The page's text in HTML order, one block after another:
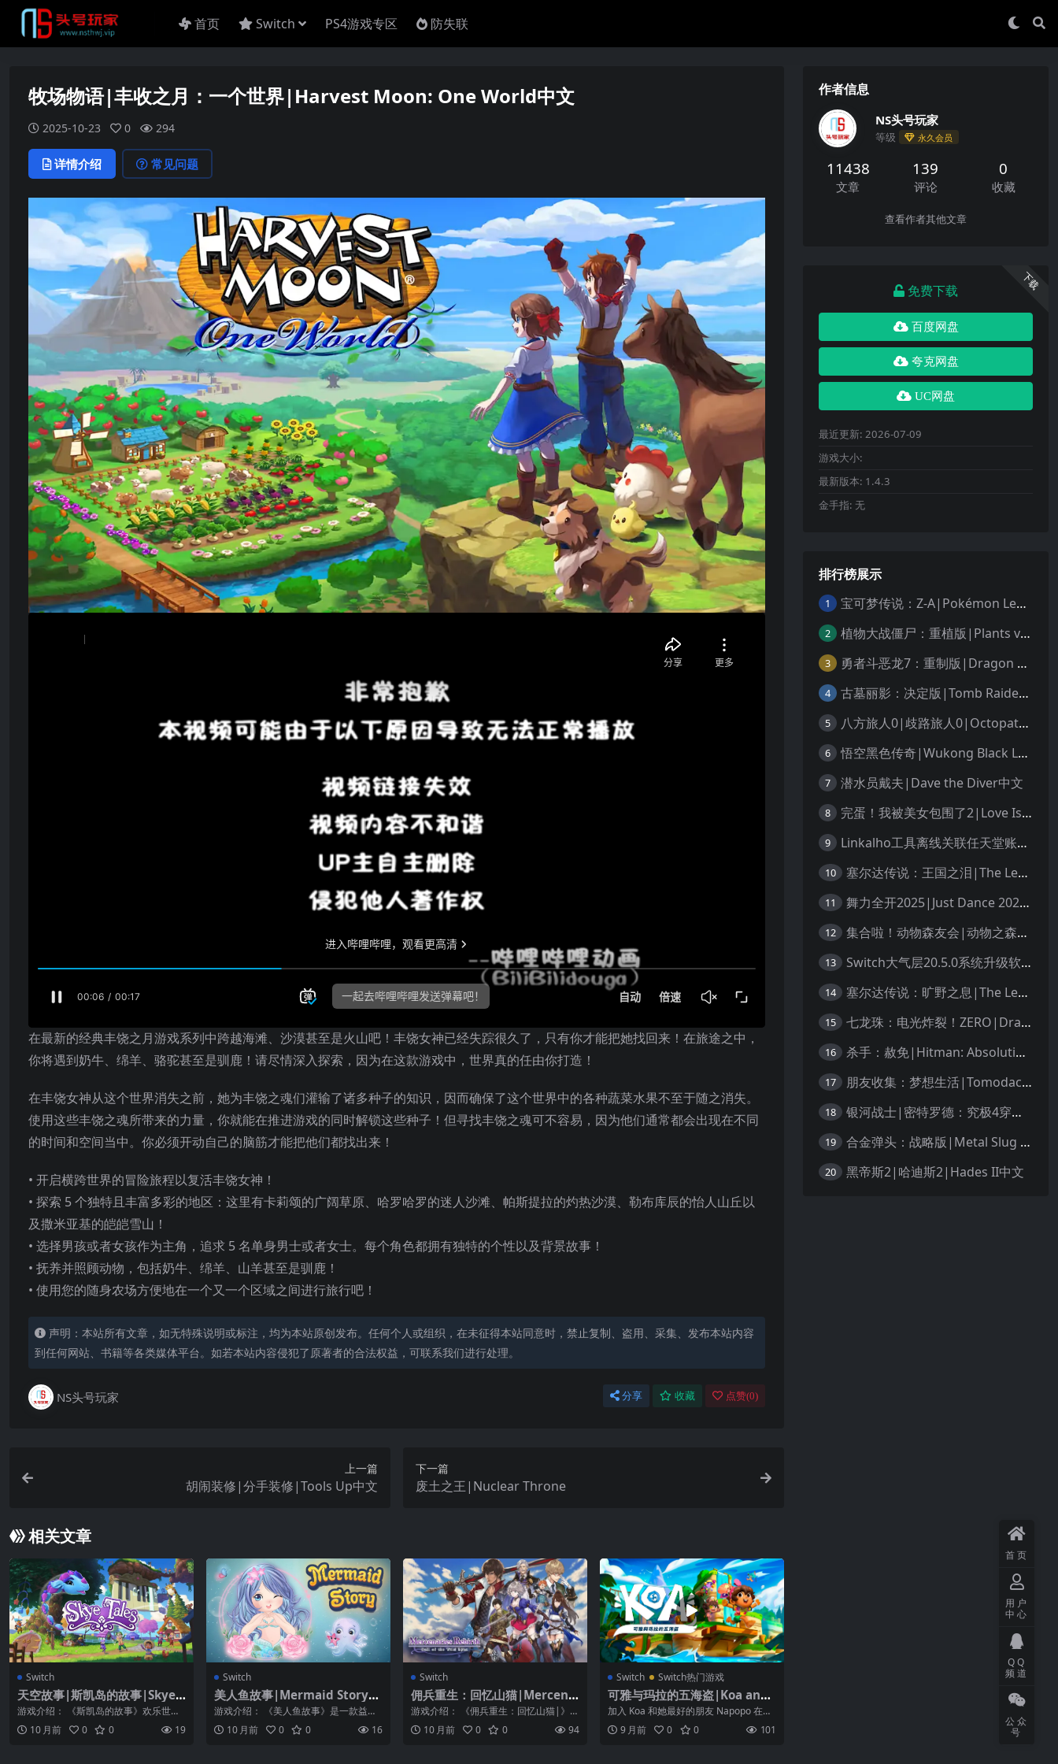
首页 Switch PS4游戏专区 防失联
牧场物语|丰收之月：一个世界|Harvest Moon: One World中文
2025-10-23 0 294
详情介绍 常见问题
在最新的经典丰饶之月游戏系列中跨越海滩、沙漠甚至是火山吧！丰饶女神已经失踪很久了，只有你才能把她找回来！在旅途之中，
你将遇到奶牛、绵羊、骆驼甚至是驯鹿！请尽情深入探索，因为在这款游戏中，世界真的任由你打造！
在丰饶女神从这个世界消失之前，她为丰饶之魂们灌输了诸多种子的知识，因而确保了这个世界中的各种蔬菜水果不至于随之消失。
使用这些丰饶之魂所带来的力量，你就能在推进游戏的同时解锁这些种子！但寻找丰饶之魂可不容易，因为他们通常都会出现在不同
的时间和空间当中。你必须开动自己的脑筋才能把他们都找出来！
• 开启横跨世界的冒险旅程以复活丰饶女神！
• 探索 5 个独特且丰富多彩的地区：这里有卡莉颂的广阔草原、哈罗哈罗的迷人沙滩、帕斯提拉的灼热沙漠、勒布库辰的怡人山丘以
及撒米亚基的皑皑雪山！
• 选择男孩或者女孩作为主角，追求 5 名单身男士或者女士。每个角色都拥有独特的个性以及背景故事！
• 抚养并照顾动物，包括奶牛、绵羊、山羊甚至是驯鹿！
• 使用您的随身农场方便地在一个又一个区域之间进行旅行吧！
声明：本站所有文章，如无特殊说明或标注，均为本站原创发布。任何个人或组织，在未征得本站同意时，禁止复制、盗用、采集、发布本站内容
到任何网站、书籍等各类媒体平台。如若本站内容侵犯了原著者的合法权益，可联系我们进行处理。
NS头号玩家 分享 收藏 点赞(0)
上一篇
胡闹装修|分手装修|Tools Up中文
下一篇
废土之王|Nuclear Throne
相关文章
Switch
天空故事|斯凯岛的故事|Skye T
ales中文
游戏介绍： 《斯凯岛的故事》欢乐世界
期待你的到来！ 和友善的小龙丝凯一
起，在《斯...
10 月前 0 0 19
Switch
美人鱼故事|Mermaid Story中
文
游戏介绍： 《美人鱼故事》是一款益智
拼图游戏，以一只小美人鱼为主题，非
常可爱的卡...
10 月前 0 0 16
Switch
佣兵重生：回忆山猫|Mercena
ries Rebirth: Call of the Wil
d Lynx
游戏介绍： 《佣兵重生：回忆山猫|》一
款战术角色扮演游戏。佣兵传说第六
作。以奇幻...
10 月前 0 0 94
Switch Switch热门游戏
可雅与玛拉的五海盗|Koa and
the Five Pirates of Mara中文
加入 Koa 和她最好的朋友 Napopo 在马
拉岛进行一场惊险刺激的冒险！智胜...
9 月前 0 0 101
作者信息
NS头号玩家
等级 永久会员
11438
文章
139
评论
0
收藏
查看作者其他文章
下载
免费下载
百度网盘
夸克网盘
UC网盘
最近更新: 2026-07-09
游戏大小:
最新版本: 1.4.3
金手指: 无
排行榜展示
1 宝可梦传说：Z-A|Pokémon Legends: Z-A中文
2 植物大战僵尸：重植版|Plants vs. Zombies: Replanted中文
3 勇者斗恶龙7：重制版|Dragon Quest VII Reimagined中文
4 古墓丽影：决定版|Tomb Raider: Definitive Edition中文
5 八方旅人0|歧路旅人0|Octopath Traveler 0中文
6 悟空黑色传奇|Wukong Black Legend
7 潜水员戴夫|Dave the Diver中文
8 完蛋！我被美女包围了2|Love Is All Around 2中文
9 Linkalho工具离线关联任天堂账户教程
10 塞尔达传说：王国之泪|The Legend of Zelda: Tears of the Kingdom中文
11 舞力全开2025|Just Dance 2025中文
12 集合啦！动物森友会|动物之森|Animal Crossing: New Horizons中文
13 Switch大气层20.5.0系统升级软硬破通用教程
14 塞尔达传说：旷野之息|The Legend of Zelda: Breath of the Wild中文
15 七龙珠：电光炸裂！ZERO|Dragon Ball: Sparking! Zero中文
16 杀手：赦免|Hitman: Absolution汉化
17 朋友收集：梦想生活|Tomodachi Life: Living the Dream中文
18 银河战士|密特罗德：究极4穿越未知|Metroid Prime 4: Beyond中文
19 合金弹头：战略版|Metal Slug Tactics中文
20 黑帝斯2|哈迪斯2|Hades II中文
首页
用户
中心
QQ
频道
公众
号